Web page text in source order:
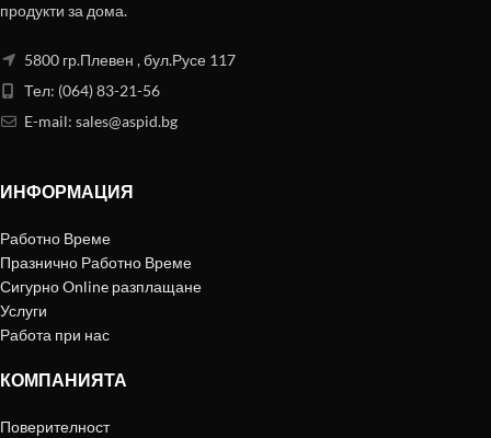
продукти за дома.
5800 гр.Плевен , бул.Русе 117
Тел: (064) 83-21-56
E-mail: sales@aspid.bg
ИНФОРМАЦИЯ
Работно Време
Празнично Работно Време
Сигурно Online разплащане
Услуги
Работа при нас
КОМПАНИЯТА
Поверителност